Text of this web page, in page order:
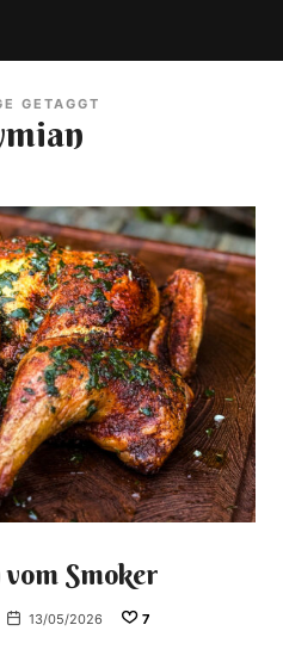
GETAGGT
Smoker
13/05/2026
7